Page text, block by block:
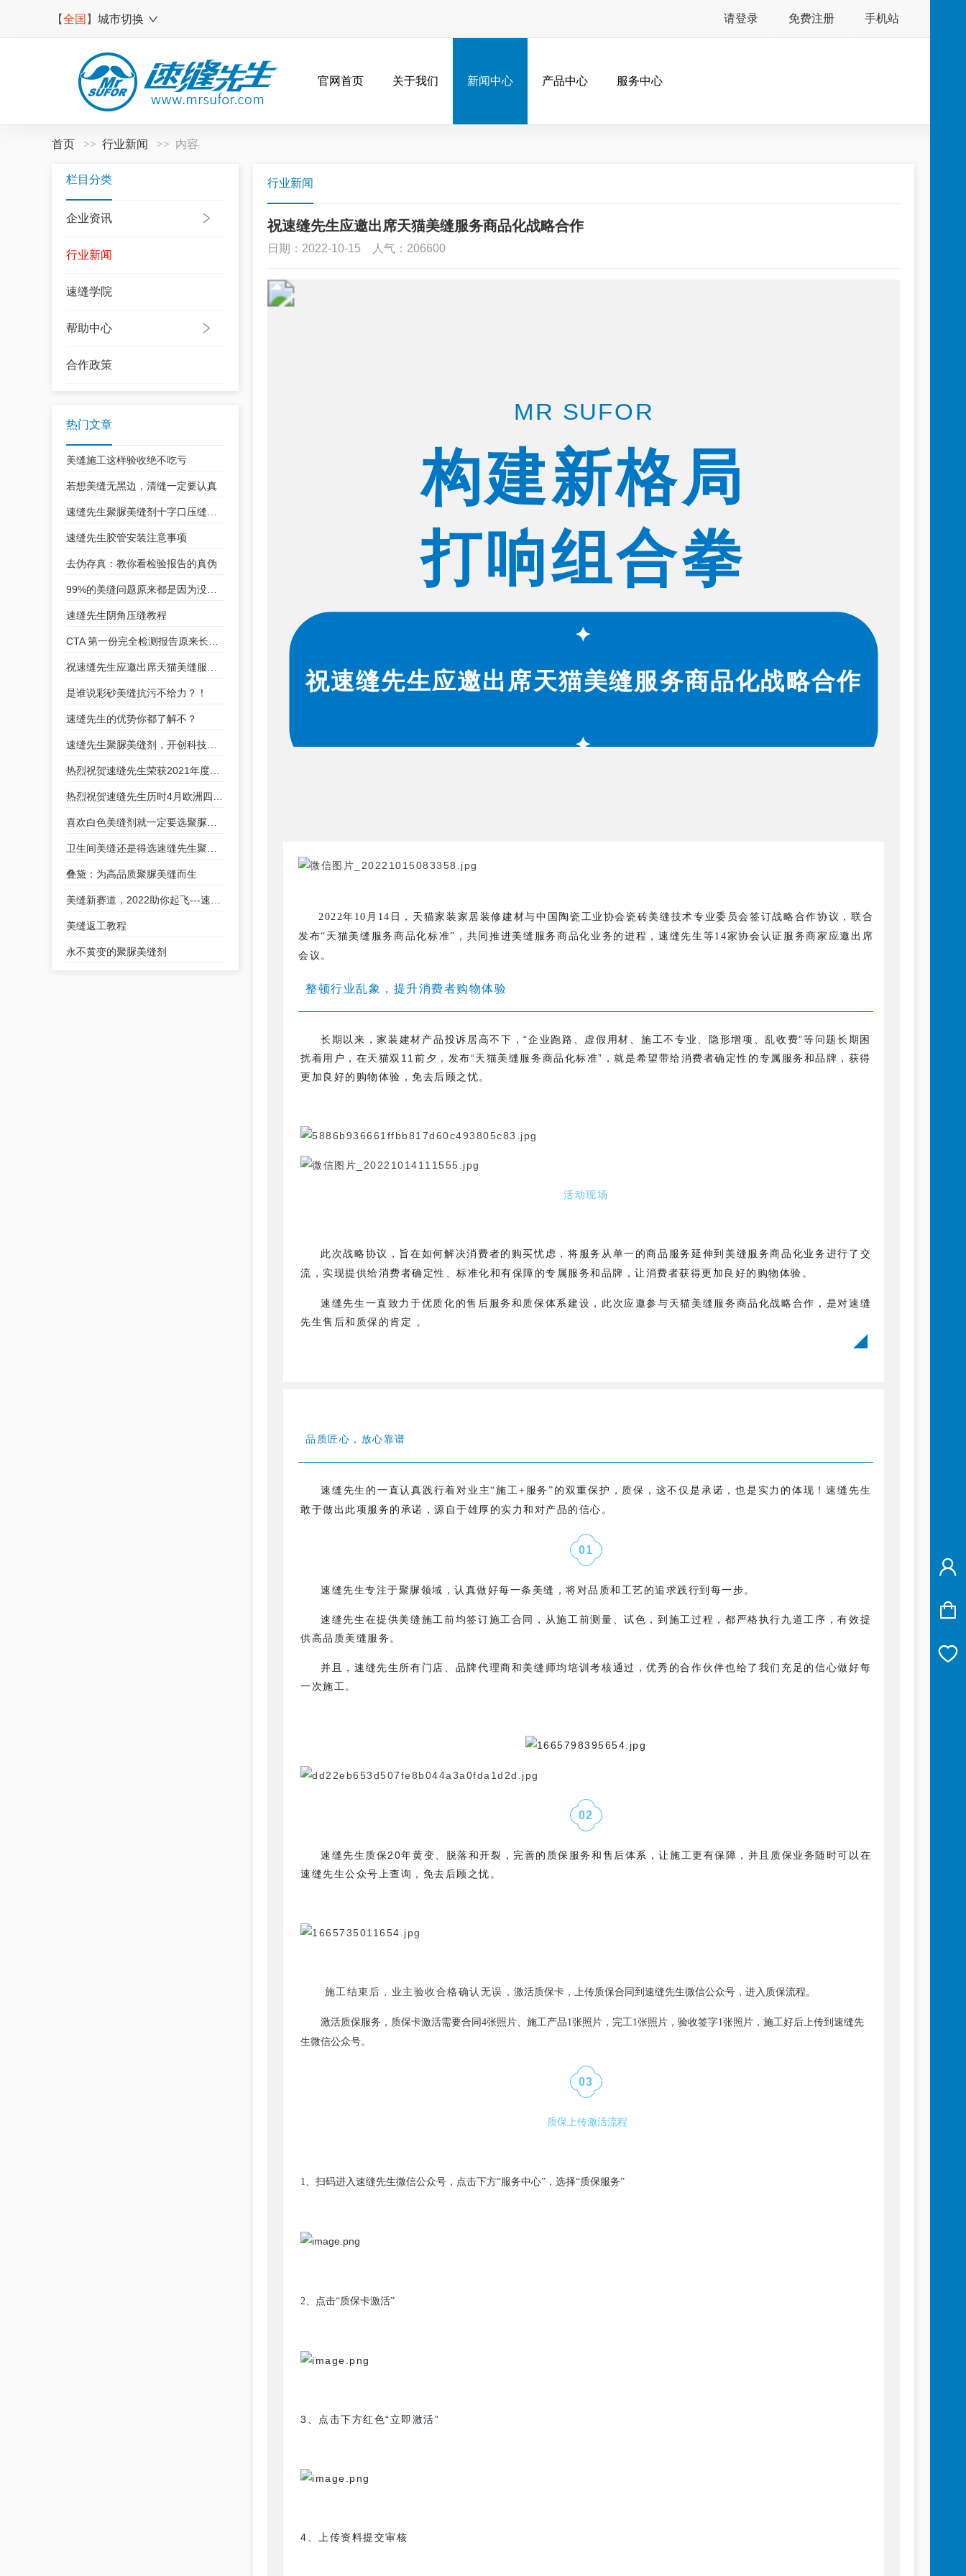
【全国 】 城市切换 请登录 免费注册 手机站
官网首页 关于我们 新闻中心 产品中心 服务中心
首页 行业新闻 内容
栏目分类
企业资讯
行业新闻
速缝学院
帮助中心
合作政策
热门文章
美缝施工这样验收绝不吃亏
若想美缝无黑边，清缝一定要认真
速缝先生胶管安装注意事项
去伪存真：教你看检验报告的真伪
速缝先生阴角压缝教程
是谁说彩砂美缝抗污不给力？！
速缝先生的优势你都了解不？
叠黛：为高品质聚脲美缝而生
美缝返工教程
永不黄变的聚脲美缝剂
行业新闻
祝速缝先生应邀出席天猫美缝服务商品化战略合作
日期：2022-10-15 人气：206600
打响组合拳
构建新格局
MR SUFOR
✦
祝速缝先生应邀出席天猫美缝服务商品化战略合作
✦
2022年10月14 日，天猫家装家居装修建材与中国陶瓷工业协会瓷砖美缝技术专业委员会签订战略合作协议，联合
发布“天猫美缝服务商品化标准”， 共同推进美缝服务商品化业务的进程，速缝先生等14家协会认证服务商家应邀出席
会议。
整顿行业乱象，提升消费者购物体验
长期以来，家装建材产品投诉居高不下，“企业跑路、虚假用材、施工不专业、隐形增项、乱收费”等问题长期困
扰着用户，在天猫双11前夕，发布“天猫美缝服务商品化标准”，就是希望带给消费者确定性的专属服务和品牌，获得
更加良好的购物体验，免去后顾之忧。
活动现场
此次战略协议，旨在如何解决消费者的购买忧虑，将服务从单一的商品服务延伸到美缝服务商品化业务进行了交
流，实现提供给消费者确定性、标准化和有保障的专属服务和品牌，让消费者获得更加良好的购物体验。
速缝先生一直致力于优质化的售后服务和质保体系建设，此次应邀参与天猫美缝服务商品化战略合作，是对速缝
先生售后和质保的肯定 。
品质匠心，放心靠谱
速缝先生的一直认真践行着对业主“施工+服务”的双重保护，质保，这不仅是承诺，也是实力的体现！速缝先生
敢于做出此项服务的承诺，源自于雄厚的实力和对产品的信心。
01
速缝先生专注于聚脲领域，认真做好每一条美缝，将对品质和工艺的追求践行到每一步。
速缝先生在提供美缝施工前均签订施工合同，从施工前测量、试色，到施工过程，都严格执行九道工序，有效提
供高品质美缝服务。
并且，速缝先生所有门店、品牌代理商和美缝师均培训考核通过，优秀的合作伙伴也给了我们充足的信心做好每
一次施工。
02
速缝先生质保20年黄变、脱落和开裂，完善的质保服务和售后体系，让施工更有保障，并且质保业务随时可以在
速缝先生公众号上查询，免去后顾之忧。
施工结束后，业主验收合格确认无误， 激活质保卡，上传质保合同到速缝先生微信公众号，进入质保流程。
激活质保服务，质保卡激活需要合同4张照片、施工产品1张照片，完工1张照片，验收签字1张照片，施工好后上传到速缝先
生微信公众号。
03
质保上传激活流程
1、扫码进入速缝先生微信公众号，点击下方“服务中心”，选择“质保服务”
2、点击“质保卡激活”
3、点击下方红色“立即激活”
4、上传资料提交审核